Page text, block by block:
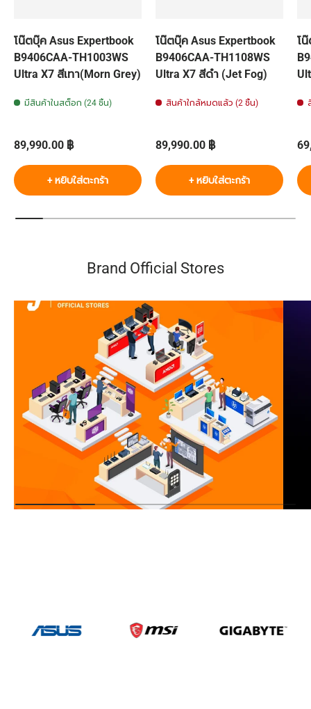
โน๊ตบุ๊ค Asus Expertbook
B9406CAA-TH1003WS
Ultra X7 สีเทา(Morn Grey)
มีสินค้าในสต็อก (24 ชิ้น)
ราคาปกติ
89,990.00 ฿
+ หยิบใส่ตะกร้า
โน๊ตบุ๊ค Asus Expertbook
B9406CAA-TH1108WS
Ultra X7 สีดำ (Jet Fog)
สินค้าใกล้หมดแล้ว (2 ชิ้น)
ราคาปกติ
89,990.00 ฿
+ หยิบใส่ตะกร้า
โ
ร
Brand Official Stores